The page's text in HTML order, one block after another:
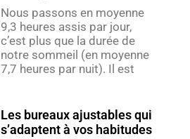
Nous passons en moyenne
9,3 heures assis par jour,
c’est plus que la durée de
notre sommeil (en moyenne
7,7 heures par nuit). Il est
Les bureaux ajustables qui
s’adaptent à vos habitudes